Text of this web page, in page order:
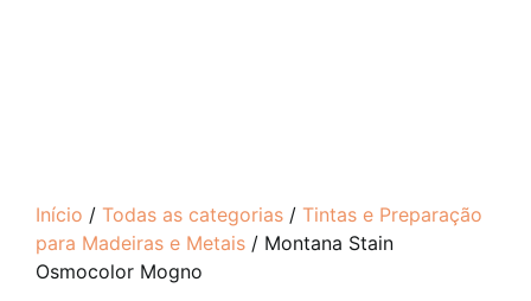
Início / Todas as categorias / Tintas e Preparação
para Madeiras e Metais / Montana Stain
Osmocolor Mogno